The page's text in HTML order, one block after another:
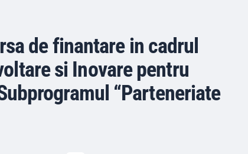
de finantare in cadrul
si Inovare pentru
“Parteneriate